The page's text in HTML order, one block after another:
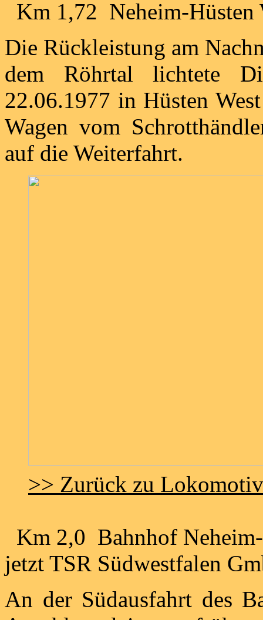
Km 1,72 Neheim-Hüsten
Die Rückleistung am
dem Röhrtal lichtete
22.06.1977 in Hüsten
Wagen vom
auf die Weiterfahrt.
>> Zurück zu
Km 2,0 Bahnhof
jetzt TSR Südwestfalen
An der Südausfahrt des